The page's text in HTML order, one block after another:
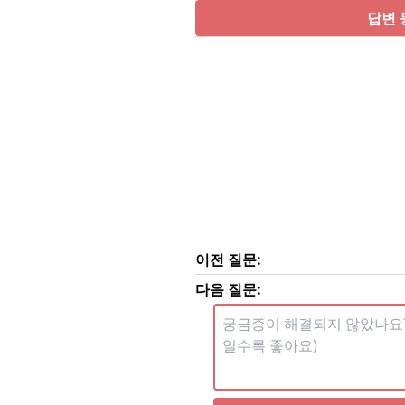
답변
이전 질문:
다음 질문: